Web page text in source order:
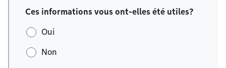
Ces informations vous ont-elles été utiles?
Oui
Non